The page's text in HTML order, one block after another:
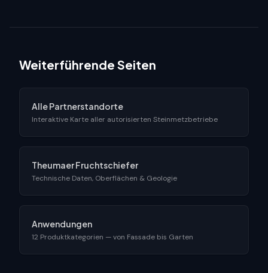
Weiterführende Seiten
Alle Partnerstandorte
Interaktive Karte aller autorisierten Steinmetzbetriebe
Theumaer Fruchtschiefer
Technische Daten, Oberflächen & Geologie
Anwendungen
12 Produktkategorien — von Fassade bis Garten